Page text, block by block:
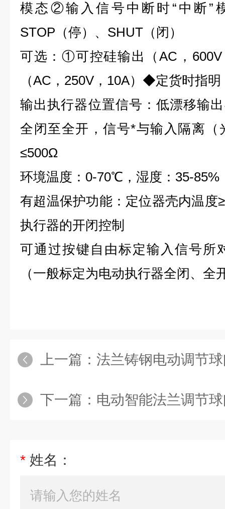
模态②输入信号中断时“中断”
STOP（停）、SHUT（闭）
可选：①可控硅输出（AC，
（AC，250V，10A）◆定货时指明
输出执行器位置信号：低漂移输
全闭至全开，信号*与输入隔离（
≤500Ω
环境温度：0-70℃，湿度：35-85%
有超温保护功能：定位器壳内温
执行器的开闭控制
可通过按键自由标定输入信号所
（一般标定为电动执行器全闭、
上一篇： 法兰铸钢电动调节
下一篇： 电动智能法兰调节
* 姓名：